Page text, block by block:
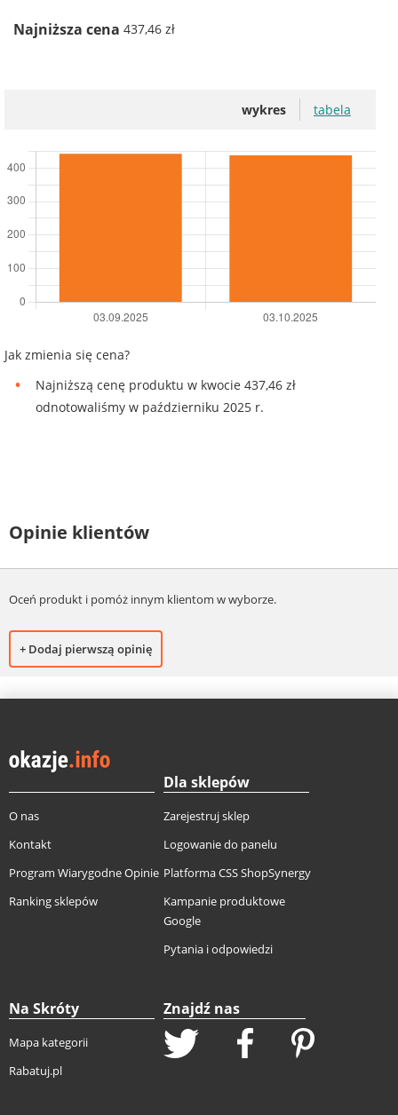
Najniższa cena 437,46 zł
wykres tabela
Jak zmienia się cena?
Najniższą cenę produktu w kwocie 437,46 zł
odnotowaliśmy w październiku 2025 r.
Opinie klientów
Oceń produkt i pomóż innym klientom w wyborze.
+ Dodaj pierwszą opinię
O nas
Kontakt
Program Wiarygodne Opinie
Ranking sklepów
Dla sklepów
Zarejestruj sklep
Logowanie do panelu
Platforma CSS ShopSynergy
Kampanie produktowe
Google
Pytania i odpowiedzi
Na Skróty
Mapa kategorii
Rabatuj.pl
Znajdź nas